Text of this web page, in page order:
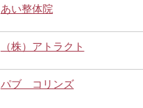
あい整体院
（株）アトラクト
パブ コリンズ